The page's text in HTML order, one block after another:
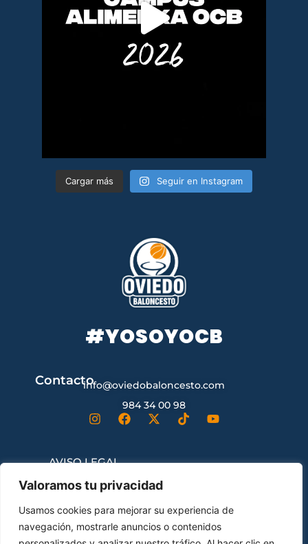
Valoramos tu privacidad
Usamos cookies para mejorar su experiencia de
navegación, mostrarle anuncios o contenidos
Cargar más Seguir en Instagram
#YOSOYOCB
Contactoinfo@oviedobaloncesto.com
984 34 00 98
AVISO LEGAL
CONTRATACIÓN